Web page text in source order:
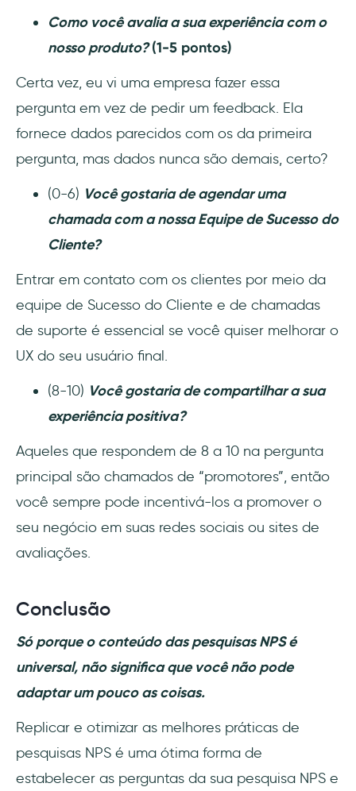
Como você avalia a sua experiência com o
nosso produto?(1-5 pontos)
Certa vez, eu vi uma empresa fazer essa
pergunta em vez de pedir um feedback. Ela
fornece dados parecidos com os da primeira
pergunta, mas dados nunca são demais, certo?
(0-6) Você gostaria de agendar uma
chamada com a nossa Equipe de Sucesso do
Cliente?
Entrar em contato com os clientes por meio da
equipe de Sucesso do Cliente e de chamadas
de suporte é essencial se você quiser melhorar o
UX do seu usuário final.
(8-10) Você gostaria de compartilhar a sua
experiência positiva?
Aqueles que respondem de 8 a 10 na pergunta
principal são chamados de “promotores”, então
você sempre pode incentivá-los a promover o
seu negócio em suas redes sociais ou sites de
avaliações.
Conclusão
Só porque o conteúdo das pesquisas NPS é
universal, não significa que você não pode
adaptar um pouco as coisas.
Replicar e otimizar as melhores práticas de
pesquisas NPS é uma ótima forma de
estabelecer as perguntas da sua pesquisa NPS e